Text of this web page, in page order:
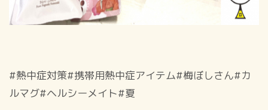
#熱中症対策#携帯用熱中症アイテム#梅ぼしさん#カ
ルマグ#ヘルシーメイト#夏